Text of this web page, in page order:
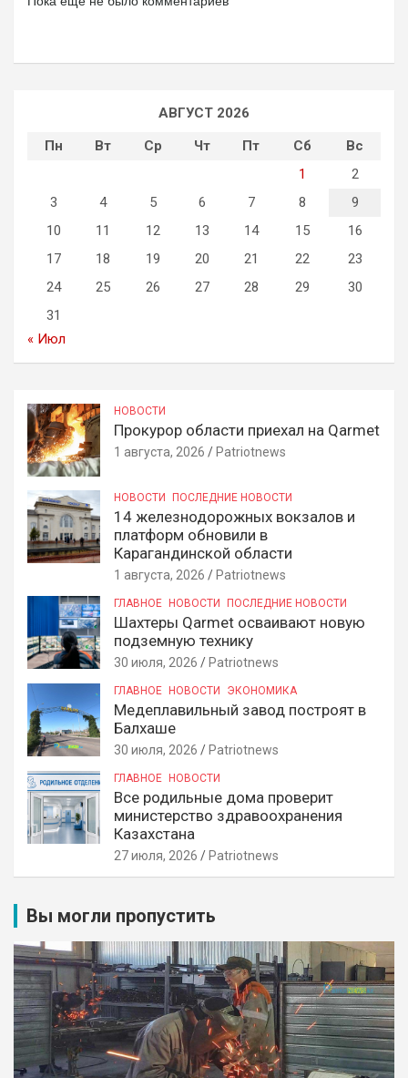
АВГУСТ 2026
Пн
Вт Ср Чт Пт Сб
Вс
1
2
3
4 5 6 7 8
9
10
11 12 13 14 15
16
17
18 19 20 21 22
23
24
25 26 27 28 29
30
31
« Июл
НОВОСТИ
Прокурор области приехал на Qarmet
1 августа, 2026 Patriotnews
НОВОСТИ ПОСЛЕДНИЕ НОВОСТИ
14 железнодорожных вокзалов и
платформ обновили в
Карагандинской области
1 августа, 2026 Patriotnews
ГЛАВНОЕ НОВОСТИ ПОСЛЕДНИЕ НОВОСТИ
Шахтеры Qarmet осваивают новую
подземную технику
30 июля, 2026 Patriotnews
ГЛАВНОЕ НОВОСТИ ЭКОНОМИКА
Медеплавильный завод построят в
Балхаше
30 июля, 2026 Patriotnews
ГЛАВНОЕ НОВОСТИ
Все родильные дома проверит
министерство здравоохранения
Казахстана
27 июля, 2026 Patriotnews
Вы могли пропустить